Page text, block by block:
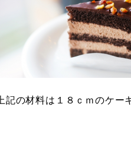
上記の材料は１８ｃｍのケー